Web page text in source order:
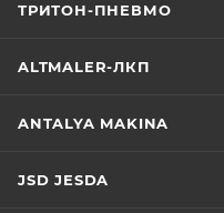
ТРИТОН-ПНЕВМО
ALTMALER-ЛКП
ANTALYA MAKINA
JSD JESDA